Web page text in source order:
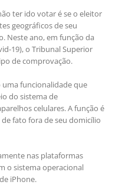
ter ido votar é se o eleitor
geográficos de seu
Neste ano, em função da
19), o Tribunal Superior
de comprovação.
uma funcionalidade que
do sistema de
celulares. A função é
fato fora de seu domicílio
nas plataformas
o sistema operacional
iPhone.